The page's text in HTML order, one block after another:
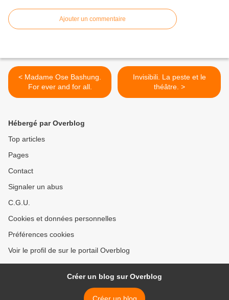
Ajouter un commentaire
< Madame Ose Bashung.
For ever and for all.
Invisibili. La peste et le
théâtre. >
Hébergé par Overblog
Top articles
Pages
Contact
Signaler un abus
C.G.U.
Cookies et données personnelles
Préférences cookies
Voir le profil de sur le portail Overblog
Créer un blog sur Overblog